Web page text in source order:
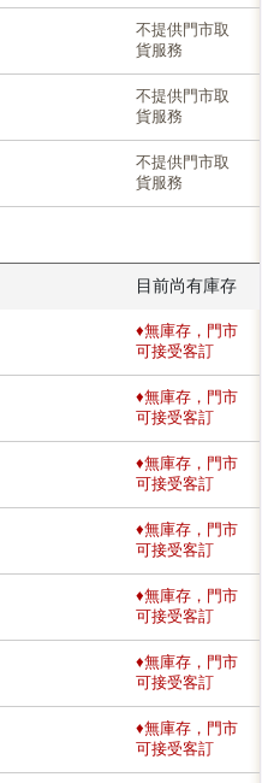
不提供門市取
貨服務
不提供門市取
貨服務
不提供門市取
貨服務
目前尚有庫存
♦無庫存，門市
可接受客訂
♦無庫存，門市
可接受客訂
♦無庫存，門市
可接受客訂
♦無庫存，門市
可接受客訂
♦無庫存，門市
可接受客訂
♦無庫存，門市
可接受客訂
♦無庫存，門市
可接受客訂